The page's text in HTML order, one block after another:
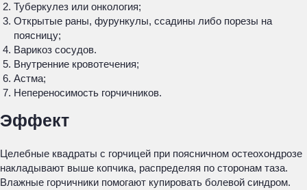
Туберкулез или онкология;
Открытые раны, фурункулы, ссадины либо порезы на
поясницу;
Варикоз сосудов.
Внутренние кровотечения;
Астма;
Непереносимость горчичников.
Эффект
Целебные квадраты с горчицей при поясничном остеохондрозе
накладывают выше копчика, распределяя по сторонам таза.
Влажные горчичники помогают купировать болевой синдром.